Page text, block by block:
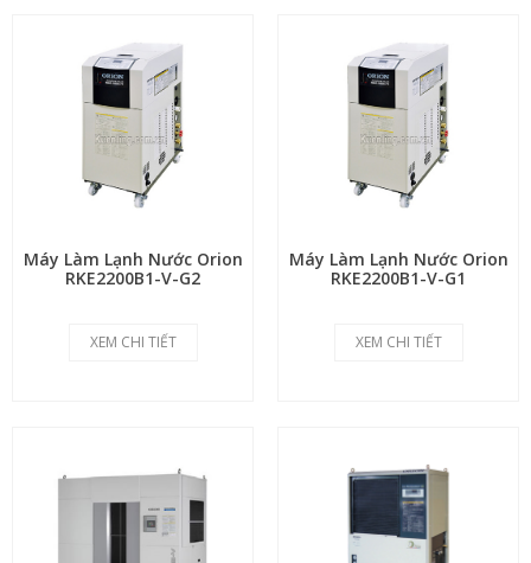
Máy Làm Lạnh Nước Orion
RKE2200B1-V-G2
XEM CHI TIẾT
Máy Làm Lạnh Nước Orion
RKE2200B1-V-G1
XEM CHI TIẾT